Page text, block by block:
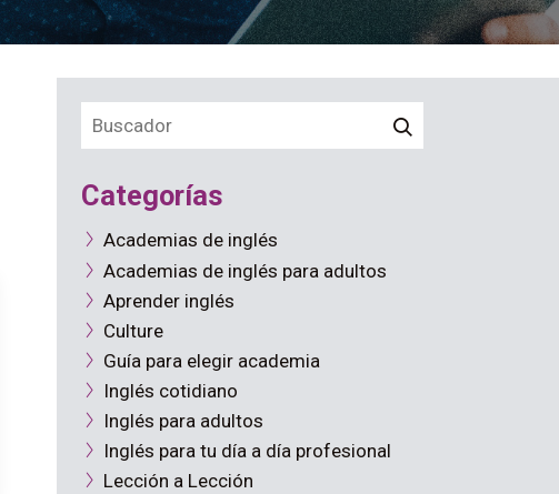
Categorías
Academias de inglés
Academias de inglés para adultos
Aprender inglés
Culture
Guía para elegir academia
Inglés cotidiano
Inglés para adultos
Inglés para tu día a día profesional
Lección a Lección